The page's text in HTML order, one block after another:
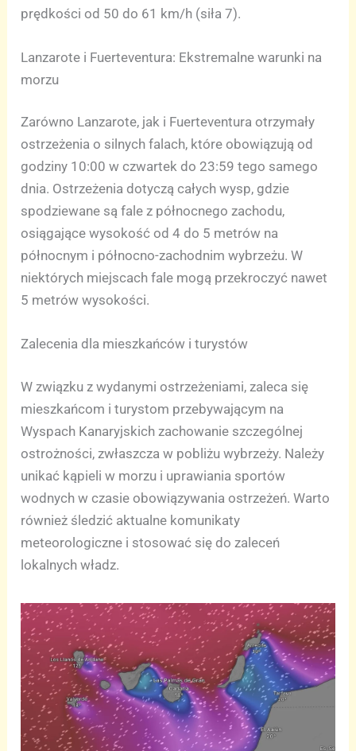
prędkości od 50 do 61 km/h (siła 7).
Lanzarote i Fuerteventura: Ekstremalne warunki na
morzu
Zarówno Lanzarote, jak i Fuerteventura otrzymały
ostrzeżenia o silnych falach, które obowiązują od
godziny 10:00 w czwartek do 23:59 tego samego
dnia. Ostrzeżenia dotyczą całych wysp, gdzie
spodziewane są fale z północnego zachodu,
osiągające wysokość od 4 do 5 metrów na
północnym i północno-zachodnim wybrzeżu. W
niektórych miejscach fale mogą przekroczyć nawet
5 metrów wysokości.
Zalecenia dla mieszkańców i turystów
W związku z wydanymi ostrzeżeniami, zaleca się
mieszkańcom i turystom przebywającym na
Wyspach Kanaryjskich zachowanie szczególnej
ostrożności, zwłaszcza w pobliżu wybrzeży. Należy
unikać kąpieli w morzu i uprawiania sportów
wodnych w czasie obowiązywania ostrzeżeń. Warto
również śledzić aktualne komunikaty
meteorologiczne i stosować się do zaleceń
lokalnych władz.